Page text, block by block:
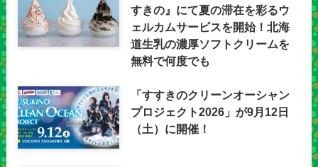
すきの』にて夏の滞在を彩るウ
ェルカムサービスを開始！北海
道生乳の濃厚ソフトクリームを
無料で何度でも
「すすきのクリーンオーシャン
プロジェクト2026」が9月12日
（土）に開催！